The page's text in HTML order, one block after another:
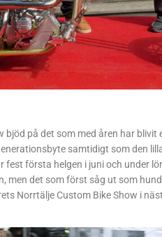
bjöd på det som med åren har
samtidigt som den
fest första helgen i juni och under
men det som först såg ut som
Norrtälje Custom Bike Show i